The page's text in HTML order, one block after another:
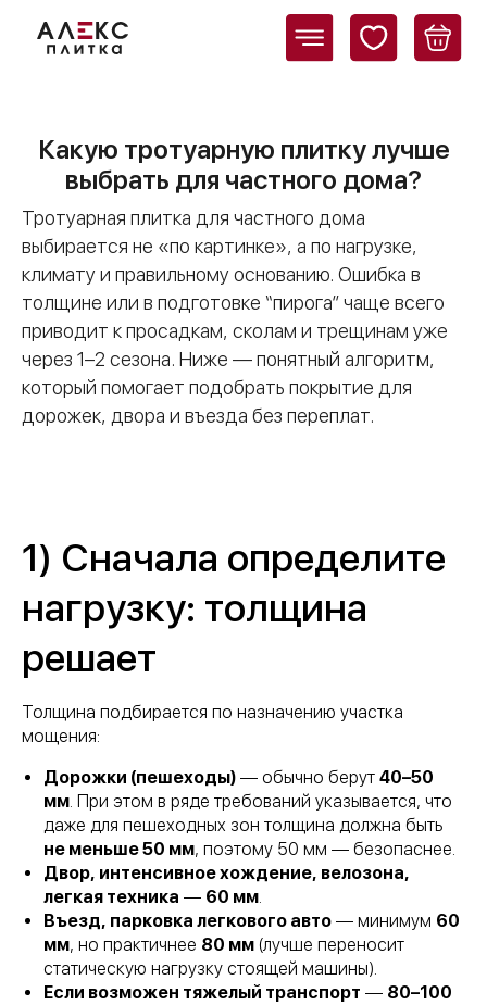
Какую тротуарную плитку лучше
выбрать для частного дома?
Тротуарная плитка для частного дома
выбирается не «по картинке», а по нагрузке,
климату и правильному основанию. Ошибка в
толщине или в подготовке “пирога” чаще всего
приводит к просадкам, сколам и трещинам уже
через 1–2 сезона. Ниже — понятный алгоритм,
который помогает подобрать покрытие для
дорожек, двора и въезда без переплат.
1) Сначала определите
нагрузку: толщина
решает
Толщина подбирается по назначению участка
мощения:
Дорожки (пешеходы) — обычно берут 40–50
мм. При этом в ряде требований указывается, что
даже для пешеходных зон толщина должна быть
не меньше 50 мм, поэтому 50 мм — безопаснее.
Двор, интенсивное хождение, велозона,
легкая техника — 60 мм.
Въезд, парковка легкового авто — минимум 60
мм, но практичнее 80 мм (лучше переносит
статическую нагрузку стоящей машины).
Если возможен тяжелый транспорт — 80–100